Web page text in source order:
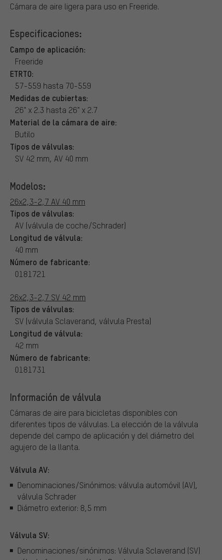
Cámara de aire ligera para uso en Freeride.
Especificaciones:
Campo de aplicación:
Freeride
ETRTO:
57-559 hasta 70-559
Medidas de cubiertas:
26" x 2.3 hasta 26" x 2.7
Material de la cámara de aire:
Butilo
Tipos de válvulas:
SV 42 mm, AV 40 mm
Modelos:
26x2,3-2,7 AV 40 mm
Tipos de válvulas:
AV (válvula de coche/Schrader)
Longitud de válvula:
40 mm
Número de fabricante:
0181721
26x2,3-2,7 SV 42 mm
Tipos de válvulas:
SV (válvula Sclaverand, válvula Presta)
Longitud de válvula:
42 mm
Número de fabricante:
0181731
Información de válvula
Cámaras de aire para bicicletas disponibles con
diferentes tipos de válvulas. La elección de la válvula
depende del campo de aplicación y del diámetro del
agujero de la llanta.
Válvula AV:
Denominaciones/Sinónimos: válvula automóvil (AV),
válvula Schrader
Diámetro exterior: 8,5 mm
Válvula SV:
Denominaciones/sinónimos: Válvula Sclaverand (SV)